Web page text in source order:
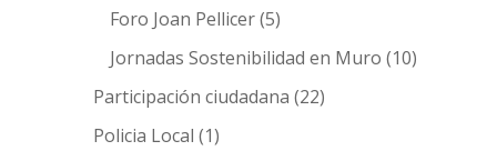
Foro Joan Pellicer(5)
Jornadas Sostenibilidad en Muro (10)
Participación ciudadana (22)
Policia Local (1)